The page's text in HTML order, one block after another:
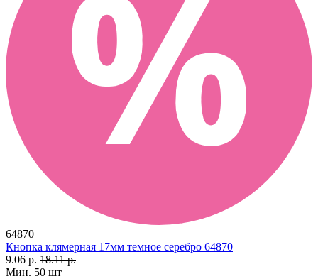
64870
Кнопка клямерная 17мм темное серебро 64870
9.06 р. 18.11 р.
Мин. 50 шт